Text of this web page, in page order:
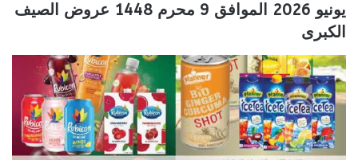
يونيو 2026 الموافق 9 محرم 1448 عروض الصيف
الكبرى